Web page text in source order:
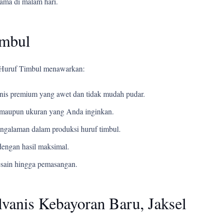
Timbul menawarkan:
premium yang awet dan tidak mudah pudar.
ukuran yang Anda inginkan.
dalam produksi huruf timbul.
hasil maksimal.
hingga pemasangan.
Kebayoran Baru, Jaksel